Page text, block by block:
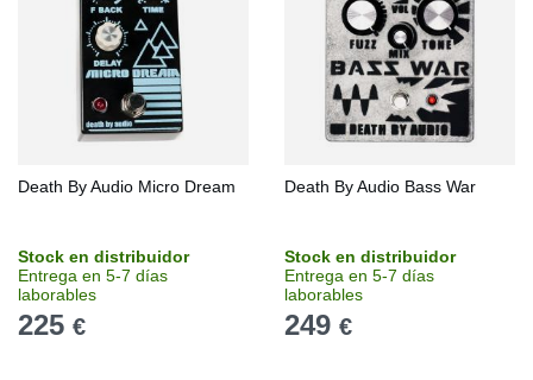
Death By Audio Micro Dream
Stock en distribuidor
Entrega en 5-7 días
laborables
225 €
Death By Audio Bass War
Stock en distribuidor
Entrega en 5-7 días
laborables
249 €